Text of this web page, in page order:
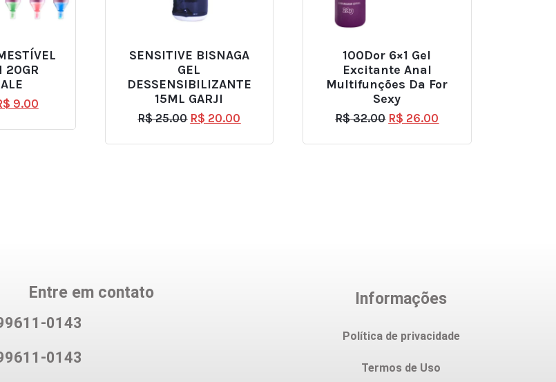
20GR
9.00
SENSITIVE BISNAGA
GEL
DESSENSIBILIZANTE
15ML GARJI
R$25.00 R$ 20.00
100Dor 6×1 Gel
Excitante Anal
Multifunções Da For
Sexy
R$32.00 R$ 26.00
Entre em contato
0143
0143
Informações
Política de privacidade
Termos de Uso